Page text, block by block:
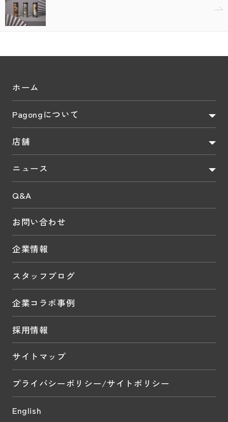
ホーム
Pagongについて
店舗
ニュース
Q&A
お問い合わせ
企業情報
スタッフブログ
企業コラボ事例
採用情報
サイトマップ
プライバシーポリシー/サイトポリシー
English